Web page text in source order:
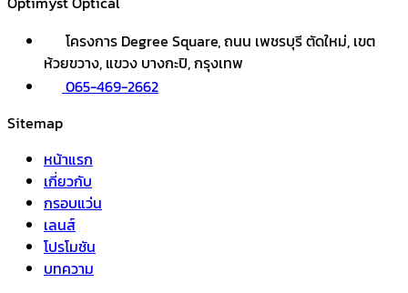
โครงการ Degree Square, ถนน เพชรบุรี ตัดใหม่, เขต
ห้วยขวาง, แขวง บางกะปิ, กรุงเทพ
065-469-2662
Sitemap
หน้าแรก
เกี่ยวกับ
กรอบแว่น
เลนส์
โปรโมชัน
บทความ